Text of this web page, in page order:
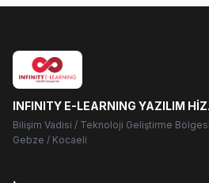
INFINITY E-LEARNING YAZILIM
Bilişim Vadisi / Teknoloji Geliştirme Bölgesi
Gebze / Kocaeli